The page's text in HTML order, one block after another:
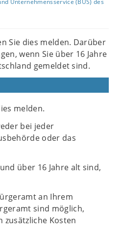
Unternehmensservice (BUS) des
Sie dies melden. Darüber
wenn Sie über 16 Jahre
gemeldet sind.
melden.
bei jeder
oder das
über 16 Jahre alt sind,
an Ihrem
sind möglich,
zusätzliche Kosten